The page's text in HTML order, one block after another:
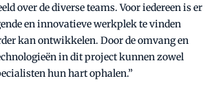
over de diverse teams. Voor iedereen is er
en innovatieve werkplek te vinden
kan ontwikkelen. Door de omvang en
in dit project kunnen zowel
hun hart ophalen.”